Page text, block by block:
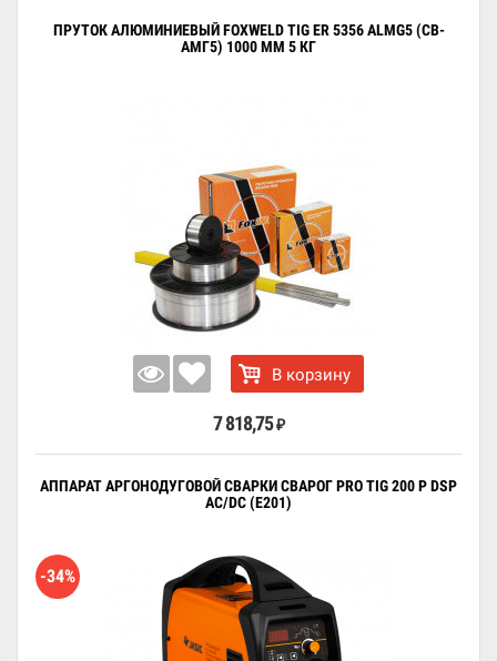
ПРУТОК АЛЮМИНИЕВЫЙ FOXWELD TIG ER 5356 ALMG5 (СВ-
АМГ5) 1000 ММ 5 КГ
В корзину
7 818,75 ₽
АППАРАТ АРГОНОДУГОВОЙ СВАРКИ СВАРОГ PRO TIG 200 P DSP
AC/DC (E201)
-34%